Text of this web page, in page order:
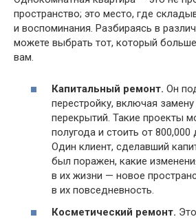
пространство; это место, где
и воспоминания. Разбираясь в
можете выбрать тот, который
вам.
Капитальный ремонт. Он
перестройку, включая замену
перекрытий. Такие проекты
полугода и стоить от 800,000
Один клиент, сделавший
был поражен, какие
в их жизни — новое
в их повседневность.
Косметический ремонт.